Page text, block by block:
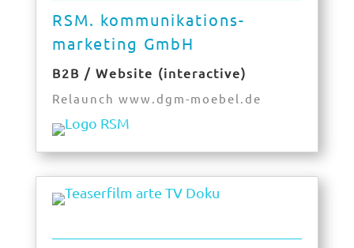
RSM. kommunikations-
marketing GmbH
B2B / Website (interactive)
Relaunch www.dgm-moebel.de